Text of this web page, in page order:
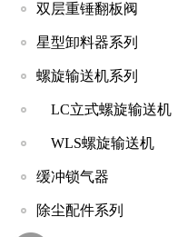
双层重锤翻板阀
星型卸料器系列
螺旋输送机系列
LC立式螺旋输送机
WLS螺旋输送机
缓冲锁气器
除尘配件系列